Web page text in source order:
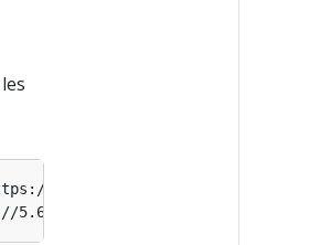
1.2.3.4 --certificate-authority